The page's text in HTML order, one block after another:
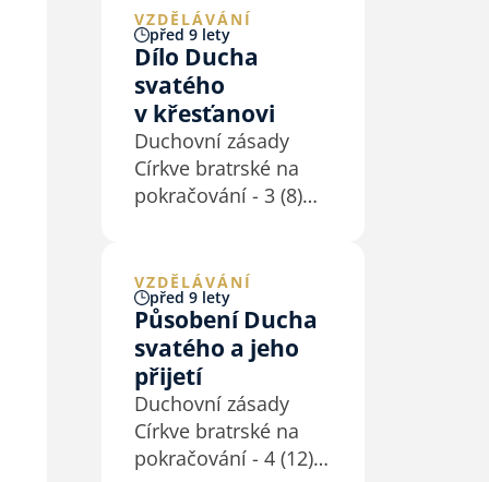
k novému životu (Ef
4,1nn; 5,1nn). Dar
nového života Bible
popisuje různými
obrazy – jako vztah
otce (či matky) a dětí,
osvoboditele…
VZDĚLÁVÁNÍ
před 9 lety
Dílo Ducha
svatého
v křesťanovi
Duchovní zásady
Církve bratrské na
pokračování - 3 (8)
začátku do konce
přivlastňuje Kristovo
dílo a Pána Ježíše
samotného (Ř 8,1n;
1K 6,11; 2K 3,17n).
Duch svatý, třetí
osoba trojjediného
Boha, Bůh…
VZDĚLÁVÁNÍ
před 9 lety
Působení Ducha
svatého a jeho
přijetí
Duchovní zásady
Církve bratrské na
pokračování - 4 (12)